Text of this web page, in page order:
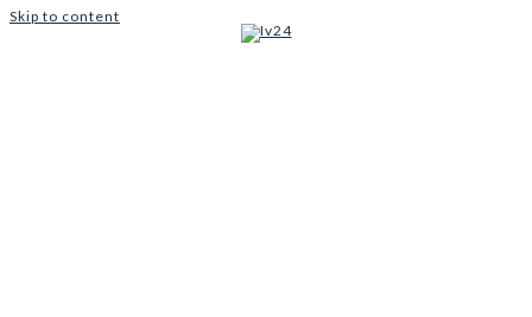
Skip to content
Iv24